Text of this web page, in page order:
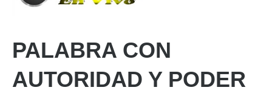
PALABRA CON
AUTORIDAD Y PODER